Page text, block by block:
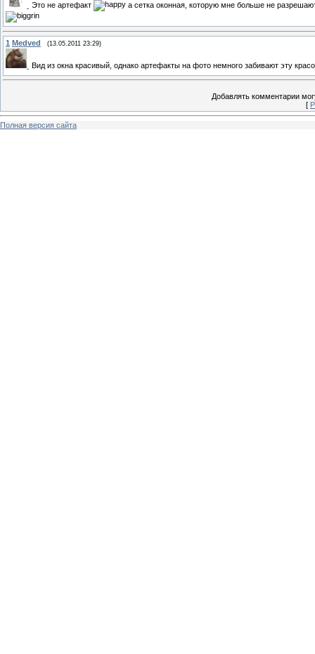
Это не артефакт а сетка оконная, которую мне больше не
1 Medved (13.05.2011 23:29)
Вид из окна красивый, однако артефакты на фото немного забивают эту
Добавлять комментарии
[
Полная версия сайта